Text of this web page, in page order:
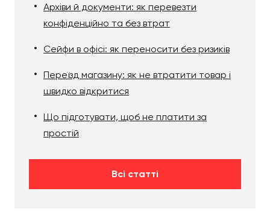
Архіви й документи: як перевезти
конфіденційно та без втрат
Сейфи в офісі: як переносити без ризиків
Переїзд магазину: як не втратити товар і
швидко відкритися
Що підготувати, щоб не платити за
простій
Всі статті